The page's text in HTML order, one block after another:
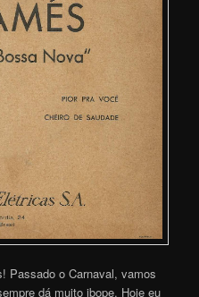
Passado o Carnaval, vamos
dá muito ibope. Hoje eu